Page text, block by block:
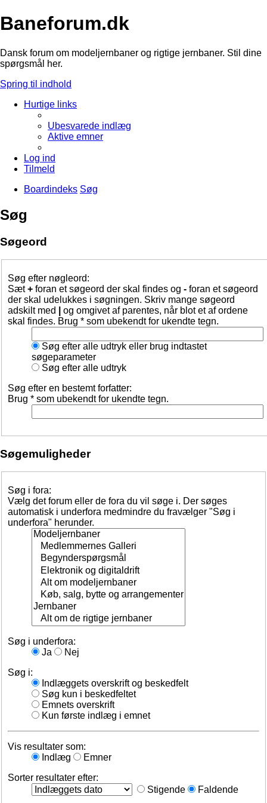
Baneforum.dk
Dansk forum om modeljernbaner og rigtige jernbaner. Stil dine
spørgsmål her.
Spring til indhold
Hurtige links
Ubesvarede indlæg
Aktive emner
Log ind
Tilmeld
Boardindeks Søg
Søg
Søgeord
Søg efter nøgleord:
Sæt+ foran et søgeord der skal findes og - foran et søgeord
der skal udelukkes i søgningen. Skriv mange søgeord
adskilt med
og omgivet af parentes, når blot et af ordene
skal findes. Brug * som ubekendt for ukendte tegn.
Søg efter alle udtryk eller brug indtastet
søgeparameter
Søg efter alle udtryk
Søg efter en bestemt forfatter:
Brug * som ubekendt for ukendte tegn.
Søgemuligheder
Søg i fora:
Vælg det forum eller de fora du vil søge i. Der søges
automatisk i underfora medmindre du fravælger "Søg i
underfora" herunder.
Søg i underfora:
Ja
Nej
Søg i:
Indlæggets overskrift og beskedfelt
Søg kun i beskedfeltet
Emnets overskrift
Kun første indlæg i emnet
Vis resultater som:
Indlæg
Emner
Sorter resultater efter:
Stigende
Faldende